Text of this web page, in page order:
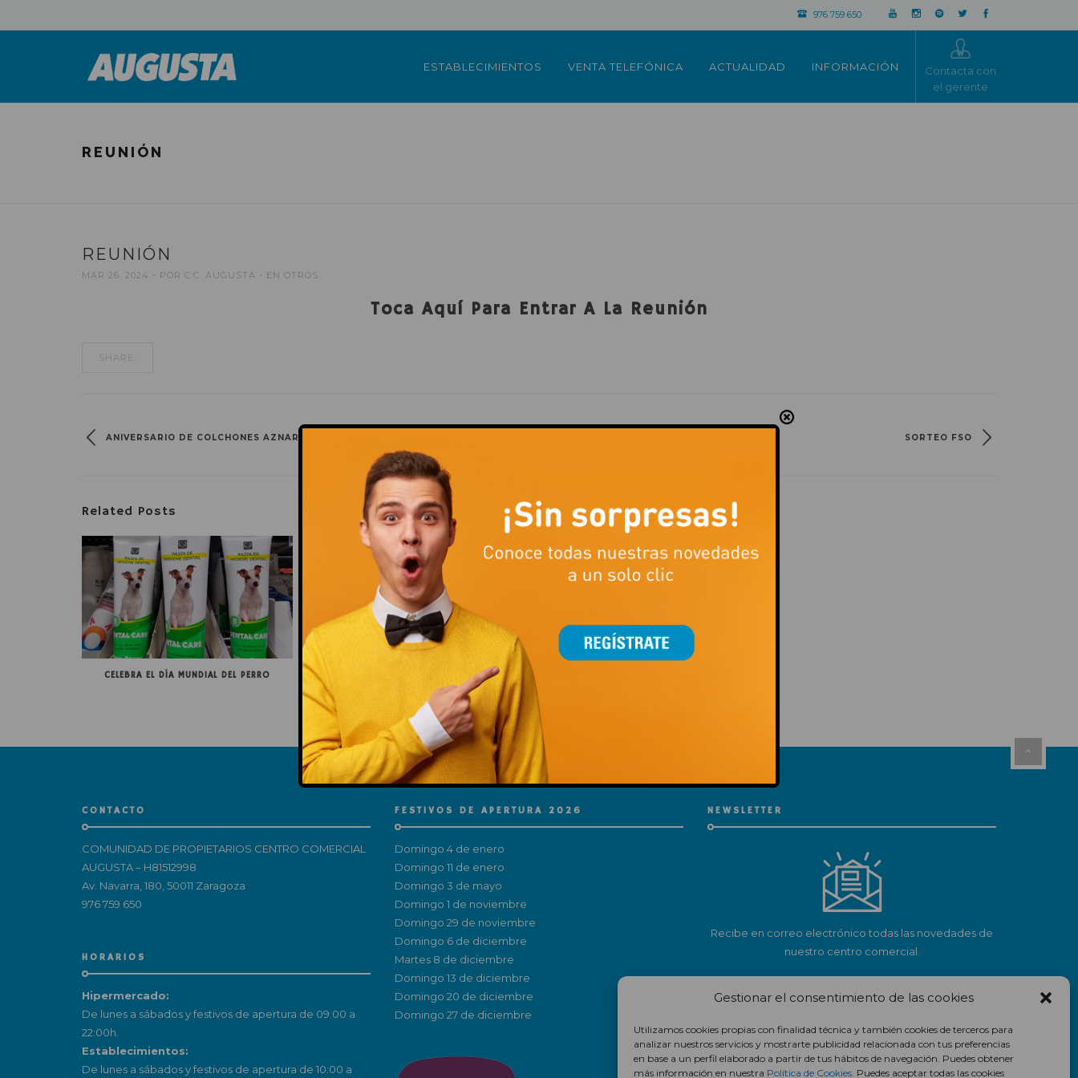
Gestionar el consentimiento de las cookies
Utilizamos cookies propias con finalidad técnica y también cookies de terceros para
analizar nuestros servicios y mostrarte publicidad relacionada con tus preferencias
en base a un perfil elaborado a partir de tus hábitos de navegación. Puedes obtener
más información en nuestra Política de Cookies. Puedes aceptar todas las cookies
976 759 650
ESTABLECIMIENTOS VENTA TELEFÓNICA ACTUALIDAD INFORMACIÓN
Contacta con
el gerente
REUNIÓN
REUNIÓN
MAR 26, 2024 POR C.C. AUGUSTA EN OTROS
Toca Aquí Para Entrar A La Reunión
SHARE:
ANIVERSARIO DE COLCHONES AZNAR SORTEO FSO
Related Posts
CELEBRA EL DÍA MUNDIAL DEL PERRO
CONTACTO
COMUNIDAD DE PROPIETARIOS CENTRO COMERCIAL
AUGUSTA – H81512998
Av. Navarra, 180, 50011 Zaragoza
976 759 650
HORARIOS
Hipermercado:
De lunes a sábados y festivos de apertura de 09:00 a
22:00h.
Establecimientos:
De lunes a sábados y festivos de apertura de 10:00 a
FESTIVOS DE APERTURA 2026
Domingo 4 de enero
Domingo 11 de enero
Domingo 3 de mayo
Domingo 1 de noviembre
Domingo 29 de noviembre
Domingo 6 de diciembre
Martes 8 de diciembre
Domingo 13 de diciembre
Domingo 20 de diciembre
Domingo 27 de diciembre
NEWSLETTER
Recibe en correo electrónico todas las novedades de
nuestro centro comercial.